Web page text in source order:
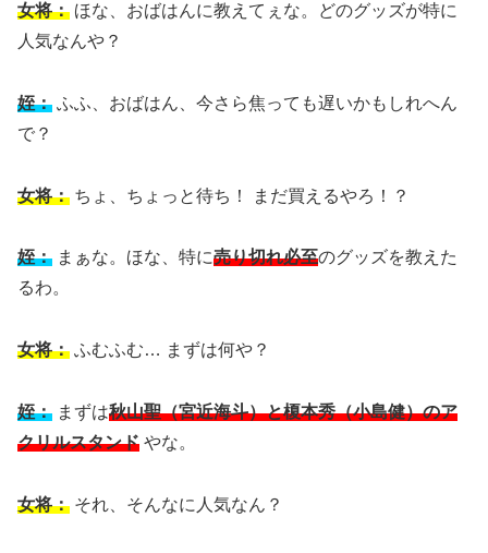
女将： ほな、おばはんに教えてぇな。どのグッズが特に
人気なんや？
姪： ふふ、おばはん、今さら焦っても遅いかもしれへん
で？
女将： ちょ、ちょっと待ち！ まだ買えるやろ！？
姪： まぁな。ほな、特に売り切れ必至のグッズを教えた
るわ。
女将： ふむふむ… まずは何や？
姪： まずは秋山聖（宮近海斗）と榎本秀（小島健）のア
クリルスタンド やな。
女将： それ、そんなに人気なん？